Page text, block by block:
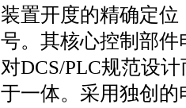
装置开度的精确定
号。其核心控制部
对DCS/PLC规范设
于一体。采用独创